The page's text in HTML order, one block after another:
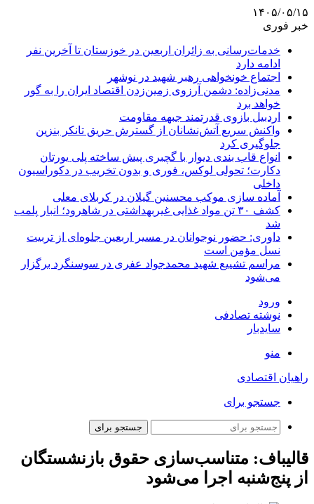
۱۴۰۵/۰۵/۱۵
خبر فوری
خدمات‌رسانی به زائران اربعین در خوزستان تا آخرین نفر
ادامه دارد
اجتماع خونخواهی رهبر شهید در نوشهر
مدنی‌زاده: دشمن آرزوی زمین‌زدن اقتصاد ایران را به گور
خواهد برد
اردبیل بازوی قدرتمند جبهه مقاومت
واکنش سریع آتش‌نشانان از گسترش حریق تانکر بنزین
جلوگیری کرد
انواع قاب بندی دیوار با گچبری پیش ساخته پلی یورتان
دکارت؛ تحولی لوکس، فوری و بدون تخریب در دکوراسیون
داخلی
آماده سازی موکب محسنین گیلان در کربلای معلی
کشف ۳۰ تن مواد غذایی غیربهداشتی در شاهرود؛ انبار پلمب
شد
داوری: حضور نوجوانان در مسیر اربعین جلوه‌ای از تربیت
نسل مؤمن است
مراسم تشییع شهید محمدجواد عفری در سوسنگرد برگزار
می‌شود
ورود
نوشته تصادفی
سایدبار
منو
راهیان اقتصادی
جستجو برای
جستجو برای
قالیباف: متناسب‌سازی حقوق بازنشستگان
از پنج‌شنبه اجرا می‌شود